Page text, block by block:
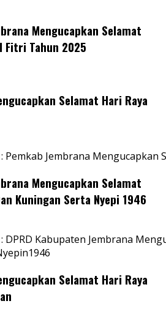
Mengucapkan Selamat
Fitri Tahun 2025
Selamat Hari Raya
Pemkab Jembrana Mengucapkan
Mengucapkan Selamat
Kuningan Serta Nyepi 1946
DPRD Kabupaten Jembrana
Selamat Hari Raya